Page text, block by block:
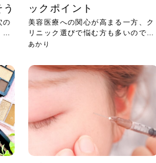
の
。
ックポイント
美容医療への関心が高まる一方、ク
リニック選びで悩む方も多いのでは
ない...
あかり